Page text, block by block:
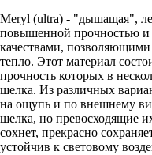
Meryl (ultra) - "дышащая",
повышенной прочностью
качествами, позволяющими
тепло. Этот материал
прочность которых в
шелка. Из различных
на ощупь и по внешнему
шелка, но превосходящие
сохнет, прекрасно
устойчив к световому